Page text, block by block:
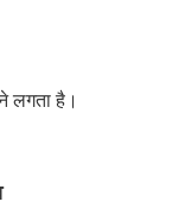
लगता है।